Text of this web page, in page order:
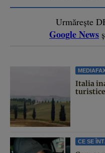
Urmărește
Google News
Italia
turistice
CE SE